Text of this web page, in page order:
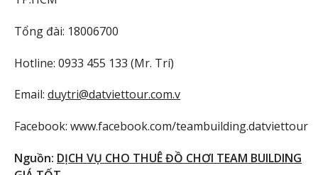
Tổng đài: 18006700
Hotline: 0933 455 133 (Mr. Trí)
Email: duytri@datviettour.com.v
Facebook: www.facebook.com/teambuilding.datviettour
Nguồn: DỊCH VỤ CHO THUÊ ĐỒ CHƠI TEAM BUILDING